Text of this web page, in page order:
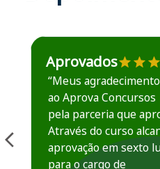
Estudante José
Aprovados
“Meus
ao Aprova Concursos
pela parceria que
Através do curso
aprovação em sexto
para o cargo de